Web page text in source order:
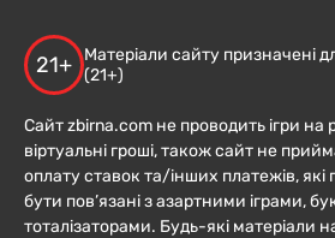
21+
Матеріали сайту призначені
(21+)
Сайт zbirna.com не проводить ігри на
віртуальні гроші, також сайт не
оплату ставок та/інших платежів, які
бути пов’язані з азартними іграми,
тоталізаторами. Будь-які матеріали